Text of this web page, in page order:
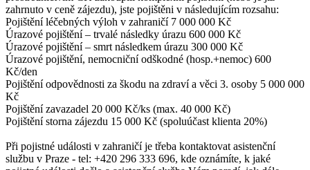
zahrnuto v ceně zájezdu), jste pojištěni v následujícím rozsahu:
Pojištění léčebných výloh v zahraničí 7 000 000 Kč
Úrazové pojištění – trvalé následky úrazu 600 000 Kč
Úrazové pojištění – smrt následkem úrazu 300 000 Kč
Úrazové pojištění, nemocniční odškodné (hosp.+nemoc) 600
Kč/den
Pojištění odpovědnosti za škodu na zdraví a věci 3. osoby 5 000 000
Kč
Pojištění zavazadel 20 000 Kč/ks (max. 40 000 Kč)
Pojištění storna zájezdu 15 000 Kč (spoluúčast klienta 20%)
Při pojistné události v zahraničí je třeba kontaktovat asistenční
službu v Praze - tel: +420 296 333 696, kde oznámíte, k jaké